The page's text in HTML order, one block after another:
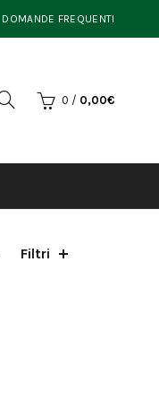
DOMANDE FREQUENTI
0 / 0,00€
Filtri